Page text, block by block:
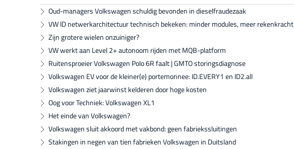
Oud-managers Volkswagen schuldig bevonden in dieselfraudezaak
VW ID netwerkarchitectuur technisch bekeken: minder modules, meer rekenkracht
Zijn grotere wielen onzuiniger?
VW werkt aan Level 2+ autonoom rijden met MQB-platform
Ruitensproeier Volkswagen Polo 6R faalt | GMTO storingsdiagnose
Volkswagen EV voor de kleiner(e) portemonnee: ID.EVERY1 en ID2.all
Volkswagen ziet jaarwinst kelderen door hoge kosten
Oog voor Techniek: Volkswagen XL1
Het einde van Volkswagen?
Volkswagen sluit akkoord met vakbond: geen fabriekssluitingen
Stakingen in negen van tien fabrieken Volkswagen in Duitsland